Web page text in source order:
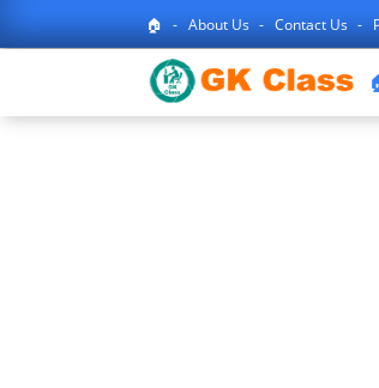
🏠 About Us Contact Us